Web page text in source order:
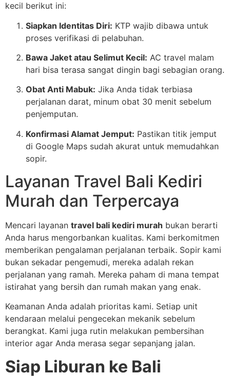
kecil berikut ini:
Siapkan Identitas Diri: KTP wajib dibawa untuk
proses verifikasi di pelabuhan.
Bawa Jaket atau Selimut Kecil: AC travel malam
hari bisa terasa sangat dingin bagi sebagian orang.
Obat Anti Mabuk: Jika Anda tidak terbiasa
perjalanan darat, minum obat 30 menit sebelum
penjemputan.
Konfirmasi Alamat Jemput: Pastikan titik jemput
di Google Maps sudah akurat untuk memudahkan
sopir.
Layanan Travel Bali Kediri
Murah dan Terpercaya
Mencari layanan travel bali kediri murah bukan berarti
Anda harus mengorbankan kualitas. Kami berkomitmen
memberikan pengalaman perjalanan terbaik. Sopir kami
bukan sekadar pengemudi, mereka adalah rekan
perjalanan yang ramah. Mereka paham di mana tempat
istirahat yang bersih dan rumah makan yang enak.
Keamanan Anda adalah prioritas kami. Setiap unit
kendaraan melalui pengecekan mekanik sebelum
berangkat. Kami juga rutin melakukan pembersihan
interior agar Anda merasa segar sepanjang jalan.
Siap Liburan ke Bali